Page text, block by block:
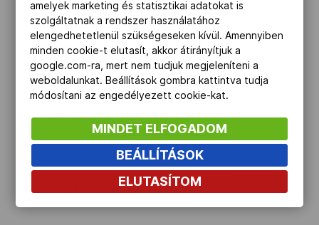
videóban tekinthető meg.
#mvm⁠ ⁠#szerencsejatek
#molujeuropaalapitvany⁠ ⁠#mbhbank
LOS ANGELES 2028 BIRKÓZÁS
LÉVAI LEVENTE
amelyek marketing és statisztikai adatokat is
szolgáltatnak a rendszer használatához
elengedhetetlenül szükségeseken kívül. Amennyiben
minden cookie-t elutasít, akkor átirányítjuk a
google.com-ra, mert nem tudjuk megjeleníteni a
weboldalunkat. Beállítások gombra kattintva tudja
módosítani az engedélyezett cookie-kat.
MINDET ELFOGADOM
BEÁLLÍTÁSOK
ELUTASÍTOM